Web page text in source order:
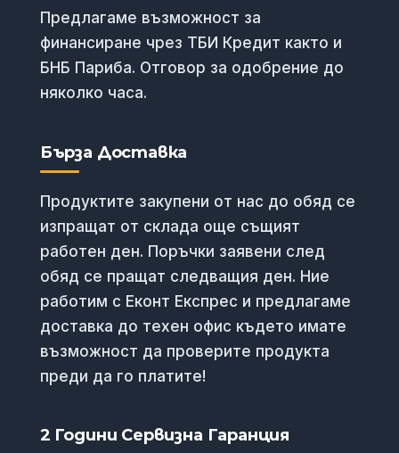
Предлагаме възможност за
финансиране чрез ТБИ Кредит както и
БНБ Париба. Отговор за одобрение до
няколко часа.
Бърза Доставка
Продуктите закупени от нас до обяд се
изпращат от склада още същият
работен ден. Поръчки заявени след
обяд се пращат следващия ден. Ние
работим с Еконт Експрес и предлагаме
доставка до техен офис където имате
възможност да проверите продукта
преди да го платите!
2 Години Сервизна Гаранция